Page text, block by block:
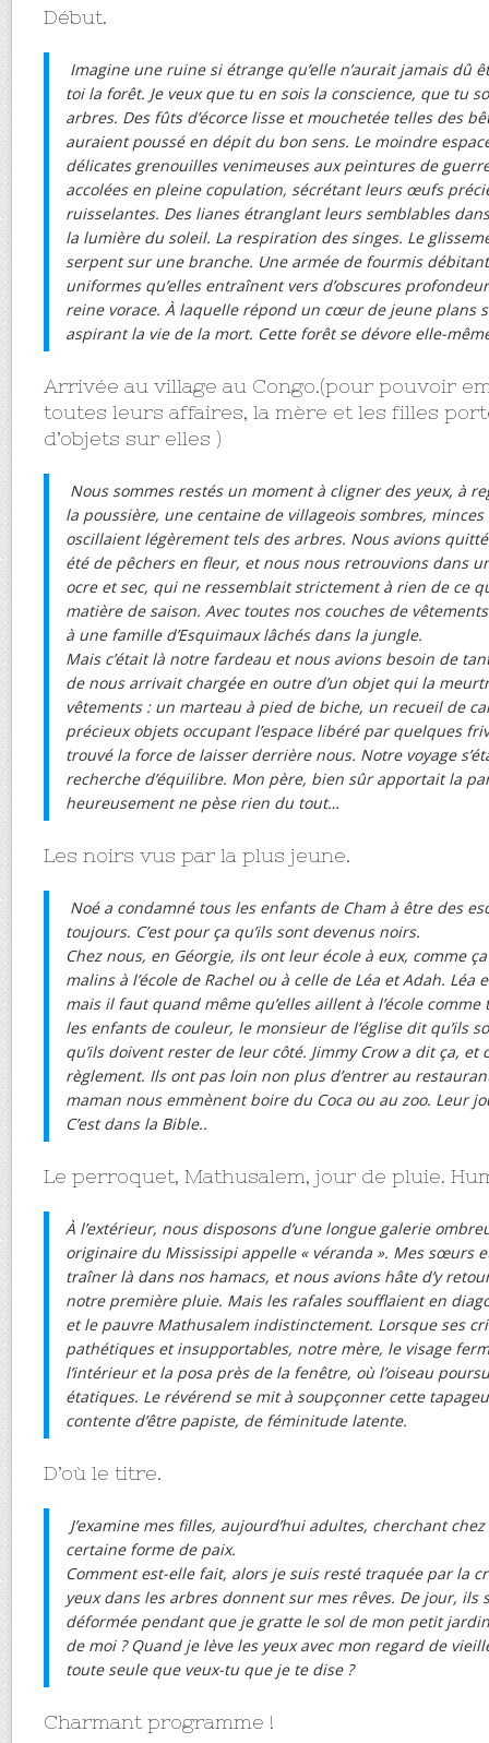
Début.
Imagine une ruine si étrange qu’elle n’aurait jamais dû
toi la forêt. Je veux que tu en sois la conscience, que tu
arbres. Des fûts d’écorce lisse et mouchetée telles des
auraient poussé en dépit du bon sens. Le moindre
délicates grenouilles venimeuses aux peintures de
accolées en pleine copulation, sécrétant leurs œufs
ruisselantes. Des lianes étranglant leurs semblables
la lumière du soleil. La respiration des singes. Le
serpent sur une branche. Une armée de fourmis
uniformes qu’elles entraînent vers d’obscures
reine vorace. À laquelle répond un cœur de jeune plans
aspirant la vie de la mort. Cette forêt se dévore elle-
Arrivée au village au Congo.(pour pouvoir
toutes leurs affaires, la mère et les filles
d’objets sur elles )
Nous sommes restés un moment à cligner des yeux, à
la poussière, une centaine de villageois sombres,
oscillaient légèrement tels des arbres. Nous avions
été de pêchers en fleur, et nous nous retrouvions dans
ocre et sec, qui ne ressemblait strictement à rien de ce
matière de saison. Avec toutes nos couches de
à une famille d’Esquimaux lâchés dans la jungle.
Mais c’était là notre fardeau et nous avions besoin de
de nous arrivait chargée en outre d’un objet qui la
vêtements : un marteau à pied de biche, un recueil de
précieux objets occupant l’espace libéré par quelques
trouvé la force de laisser derrière nous. Notre voyage
recherche d’équilibre. Mon père, bien sûr apportait la
heureusement ne pèse rien du tout…
Les noirs vus par la plus jeune.
Noé a condamné tous les enfants de Cham à être des
toujours. C’est pour ça qu’ils sont devenus noirs.
Chez nous, en Géorgie, ils ont leur école à eux, comme
malins à l’école de Rachel ou à celle de Léa et Adah. Léa
mais il faut quand même qu’elles aillent à l’école
les enfants de couleur, le monsieur de l’église dit qu’ils
qu’ils doivent rester de leur côté. Jimmy Crow a dit ça, et
règlement. Ils ont pas loin non plus d’entrer au
maman nous emmènent boire du Coca ou au zoo. Leur
C’est dans la Bible..
Le perroquet, Mathusalem, jour de pluie.
À l’extérieur, nous disposons d’une longue galerie
originaire du Mississipi appelle « véranda ». Mes sœurs
traîner là dans nos hamacs, et nous avions hâte d’y
notre première pluie. Mais les rafales soufflaient en
et le pauvre Mathusalem indistinctement. Lorsque ses
pathétiques et insupportables, notre mère, le visage
l’intérieur et la posa près de la fenêtre, où l’oiseau
étatiques. Le révérend se mit à soupçonner cette
contente d’être papiste, de féminitude latente.
D’où le titre.
J’examine mes filles, aujourd’hui adultes, cherchant
certaine forme de paix.
Comment est-elle fait, alors je suis resté traquée par la
yeux dans les arbres donnent sur mes rêves. De jour, ils
déformée pendant que je gratte le sol de mon petit
de moi ? Quand je lève les yeux avec mon regard de
toute seule que veux-tu que je te dise ?
Charmant programme !